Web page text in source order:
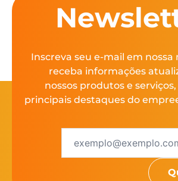
Inscreva seu e-mail em nossa
receba informações
nossos produtos e
principais destaques do